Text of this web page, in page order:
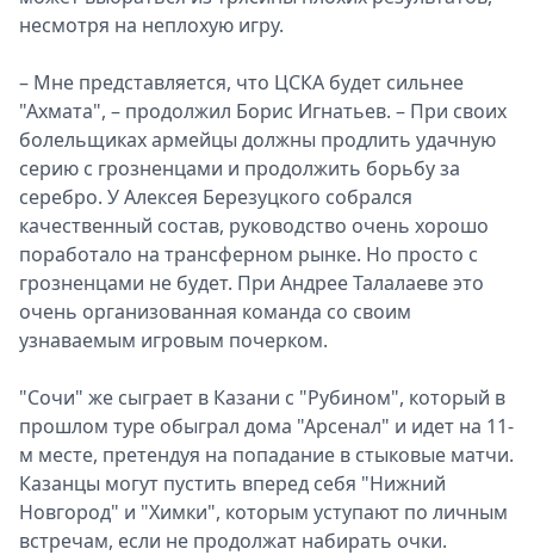
несмотря на неплохую игру.
– Мне представляется, что ЦСКА будет сильнее
"Ахмата", – продолжил Борис Игнатьев. – При своих
болельщиках армейцы должны продлить удачную
серию с грозненцами и продолжить борьбу за
серебро. У Алексея Березуцкого собрался
качественный состав, руководство очень хорошо
поработало на трансферном рынке. Но просто с
грозненцами не будет. При Андрее Талалаеве это
очень организованная команда со своим
узнаваемым игровым почерком.
"Сочи" же сыграет в Казани с "Рубином", который в
прошлом туре обыграл дома "Арсенал" и идет на 11-
м месте, претендуя на попадание в стыковые матчи.
Казанцы могут пустить вперед себя "Нижний
Новгород" и "Химки", которым уступают по личным
встречам, если не продолжат набирать очки.